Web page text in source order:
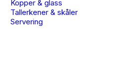
Kopper & glass
Tallerkener & skåler
Servering